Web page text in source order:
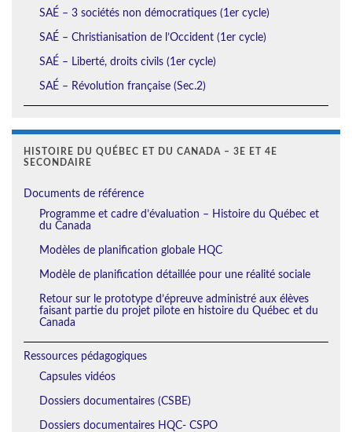
SAÉ – 3 sociétés non démocratiques (1er cycle)
SAÉ – Christianisation de l’Occident (1er cycle)
SAÉ – Liberté, droits civils (1er cycle)
SAÉ – Révolution française (Sec.2)
HISTOIRE DU QUÉBEC ET DU CANADA – 3E ET 4E
SECONDAIRE
Documents de référence
Programme et cadre d’évaluation – Histoire du Québec et
du Canada
Modèles de planification globale HQC
Modèle de planification détaillée pour une réalité sociale
Retour sur le prototype d’épreuve administré aux élèves
faisant partie du projet pilote en histoire du Québec et du
Canada
Ressources pédagogiques
Capsules vidéos
Dossiers documentaires (CSBE)
Dossiers documentaires HQC- CSPO